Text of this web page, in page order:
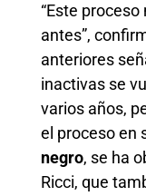
“Este
antes”,
anteriores
inactivas se
varios años,
el proceso en
negro, se ha
Ricci, que